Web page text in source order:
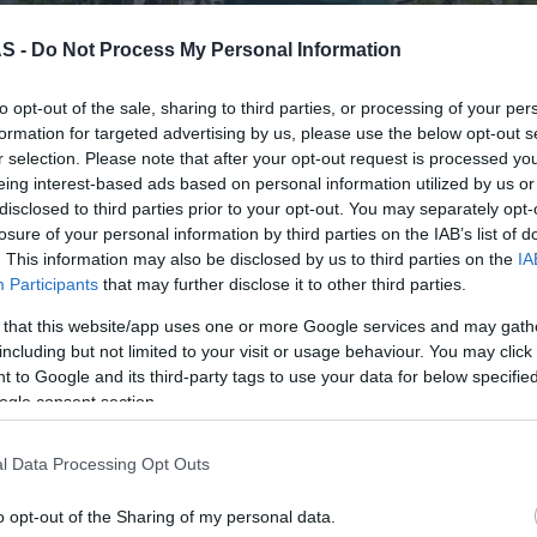
- Do Not Process My Personal Information
opt-out of the sale, sharing to third parties, or processing of your
for targeted advertising by us, please use the below opt-out
selection. Please note that after your opt-out request is processed
interest-based ads based on personal information utilized by us
to third parties prior to your opt-out. You may separately
of your personal information by third parties on the IAB’s list of
This information may also be disclosed by us to third parties on the
Participants that may further disclose it to other third parties.
that this website/app uses one or more Google services and may
but not limited to your visit or usage behaviour. You may
to Google and its third-party tags to use your data for below
consent section.
Data Processing Opt Outs
opt-out of the Sharing of my personal data.
nos Booking.com Traveller Review
pela Booking.com com base nas
que permaneceram nas diferentes
alcançadas refletem a satisfação dos
a qualidade do serviço prestado pelas
empenho diário em proporcionar uma